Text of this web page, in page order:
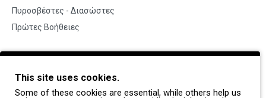
Πυροσβέστες - Διασώστες
Πρώτες Βοήθειες
BRANDS
Payper
This site uses cookies.
Some of these cookies are essential, while others help us